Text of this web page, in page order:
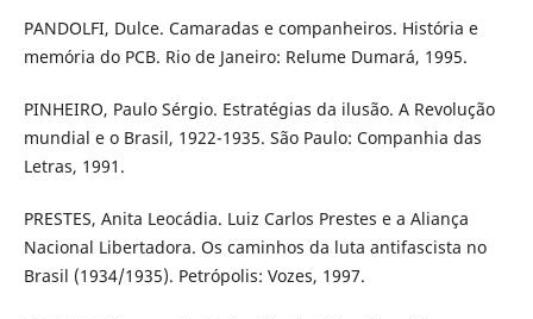
PANDOLFI, Dulce. Camaradas e companheiros. História e
memória do PCB. Rio de Janeiro: Relume Dumará, 1995.
PINHEIRO, Paulo Sérgio. Estratégias da ilusão. A Revolução
mundial e o Brasil, 1922-1935. São Paulo: Companhia das
Letras, 1991.
PRESTES, Anita Leocádia. Luiz Carlos Prestes e a Aliança
Nacional Libertadora. Os caminhos da luta antifascista no
Brasil (1934/1935). Petrópolis: Vozes, 1997.